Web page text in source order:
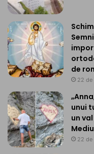
de
22 de
unui
un
22 de